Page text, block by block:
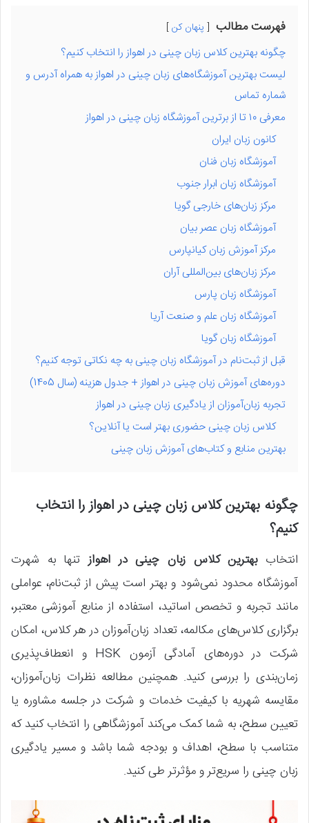
فهرست مطالب پنهان کن
چگونه بهترین کلاس زبان چینی در اهواز را انتخاب کنیم؟
لیست بهترین آموزشگاه‌های زبان چینی در اهواز به همراه آدرس و
شماره تماس
معرفی ۱۰ تا از برترین آموزشگاه زبان چینی در اهواز
کانون زبان ایران
آموزشگاه زبان فنان
آموزشگاه زبان ابرار جنوب
مرکز زبان‌های خارجی گویا
آموزشگاه زبان عصر بیان
مرکز آموزش زبان کیانپارس
مرکز زبان‌های بین‌المللی آران
آموزشگاه زبان پارس
آموزشگاه زبان علم و صنعت آریا
آموزشگاه زبان گویا
قبل از ثبت‌نام در آموزشگاه زبان چینی به چه نکاتی توجه کنیم؟
دوره‌های آموزش زبان چینی در اهواز + جدول هزینه (سال 1405)
تجربه زبان‌آموزان از یادگیری زبان چینی در اهواز
کلاس زبان چینی حضوری بهتر است یا آنلاین؟
بهترین منابع و کتاب‌های آموزش زبان چینی
چگونه بهترین کلاس زبان چینی در اهواز را انتخاب
کنیم؟
انتخاببهترین کلاس زبان چینی در اهوازتنها به شهرت
آموزشگاه محدود نمی‌شود و بهتر است پیش از ثبت‌نام، عواملی
مانند تجربه و تخصص اساتید، استفاده از منابع آموزشی معتبر،
برگزاری کلاس‌های مکالمه، تعداد زبان‌آموزان در هر کلاس، امکان
شرکت در دوره‌های آمادگی آزمون HSK و انعطاف‌پذیری
زمان‌بندی را بررسی کنید. همچنین مطالعه نظرات زبان‌آموزان،
مقایسه شهریه با کیفیت خدمات و شرکت در جلسه مشاوره یا
تعیین سطح، به شما کمک می‌کند آموزشگاهی را انتخاب کنید که
متناسب با سطح، اهداف و بودجه شما باشد و مسیر یادگیری
زبان چینی را سریع‌تر و مؤثرتر طی کنید.